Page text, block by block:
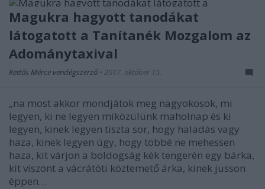
Magukra hagyott tanodákat
látogatott a Tanítanék Mozgalom az
Adománytaxival
Kettős Mérce vendégszerző • 2017. október 15.
„na most akkor mondjátok meg nagyokosok, mi
legyen, ki ne legyen miközülünk maholnap és ki
legyen, kinek legyen tiszta sor, hogy haladás vagy
haza, kinek legyen úgy, hogy többé ne mehessen
haza, kit várjon a boldogság kék tengerén egy bárka,
kit viszont a vácrátóti köztemető árka, kinek jusson
éppen…